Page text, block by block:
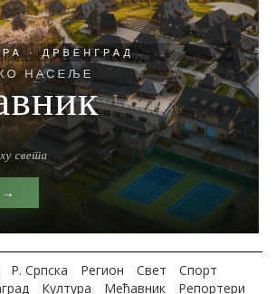
Р. Српска Регион Свет
Спорт
Култура Мећавник Репортери